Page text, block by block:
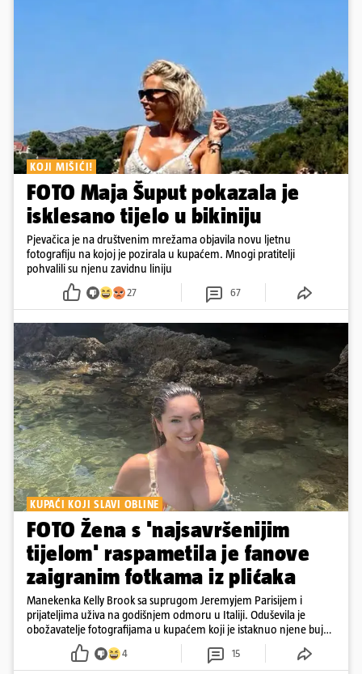
KOJI MIŠIĆI!
FOTO Maja Šuput pokazala je
isklesano tijelo u bikiniju
Pjevačica je na društvenim mrežama objavila novu ljetnu
fotografiju na kojoj je pozirala u kupaćem. Mnogi pratitelji
pohvalili su njenu zavidnu liniju
27 67
KUPAĆI KOJI SLAVI OBLINE
FOTO Žena s 'najsavršenijim
tijelom' raspametila je fanove
zaigranim fotkama iz plićaka
Manekenka Kelly Brook sa suprugom Jeremyjem Parisijem i
prijateljima uživa na godišnjem odmoru u Italiji. Oduševila je
obožavatelje fotografijama u kupaćem koji je istaknuo njene bujne
4 15